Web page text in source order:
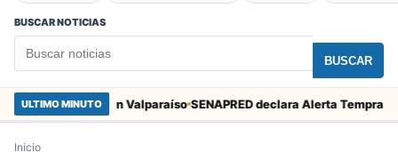
BUSCAR NOTICIAS
BUSCAR
ULTIMO MINUTO
Marcos en Valparaíso
Inicio